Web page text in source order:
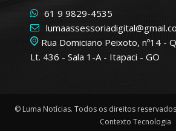
61 9 9829-4535
Rua Domiciano Peixoto, nº14 -
Lt. 436 - Sala 1-A - Itapaci - GO
© Luma Notícias. Todos os direitos
Contexto Tecnologia